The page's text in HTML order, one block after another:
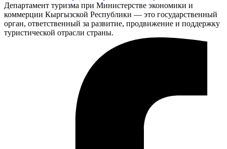
Департамент туризма при Министерстве экономики и
коммерции Кыргызской Республики — это государственный
орган, ответственный за развитие, продвижение и поддержку
туристической отрасли страны.